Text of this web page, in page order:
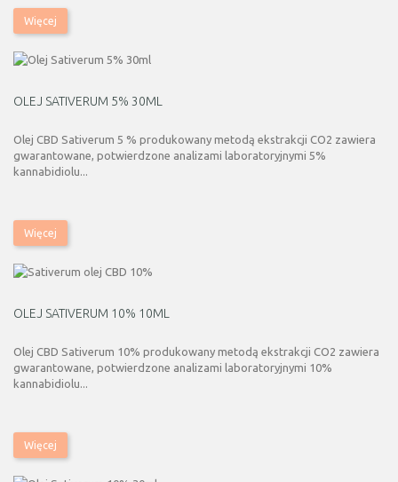
Więcej
OLEJ SATIVERUM 5% 30ML
Olej CBD Sativerum 5 % produkowany metodą ekstrakcji CO2 zawiera
gwarantowane, potwierdzone analizami laboratoryjnymi 5%
kannabidiolu...
Więcej
OLEJ SATIVERUM 10% 10ML
Olej CBD Sativerum 10% produkowany metodą ekstrakcji CO2 zawiera
gwarantowane, potwierdzone analizami laboratoryjnymi 10%
kannabidiolu...
Więcej